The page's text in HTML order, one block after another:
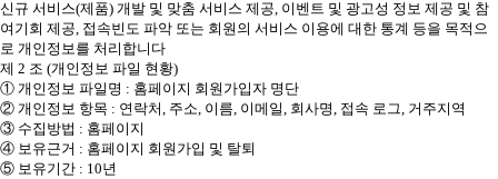
신규 서비스(제품) 개발 및 맞춤 서비스 제공, 이벤트 및 광고성 정보 제공 및 참
여기회 제공, 접속빈도 파악 또는 회원의 서비스 이용에 대한 통계 등을 목적으
로 개인정보를 처리합니다
제 2 조 (개인정보 파일 현황)
① 개인정보 파일명 : 홈페이지 회원가입자 명단
② 개인정보 항목 : 연락처, 주소, 이름, 이메일, 회사명, 접속 로그, 거주지역
③ 수집방법 : 홈페이지
④ 보유근거 : 홈페이지 회원가입 및 탈퇴
⑤ 보유기간 : 10년